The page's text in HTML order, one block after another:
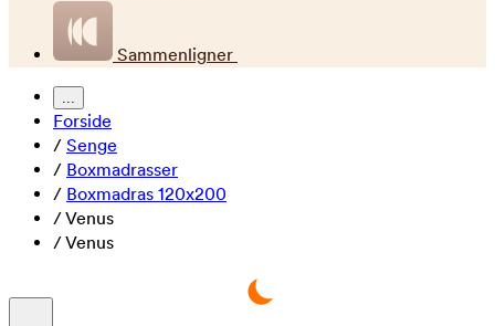
Sammenligner
...
Forside
/ Senge
/ Boxmadrasser
/ Boxmadras 120x200
/Venus
/Venus